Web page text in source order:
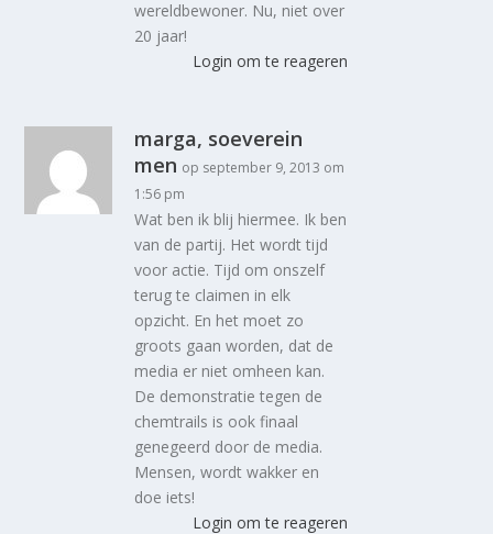
wereldbewoner. Nu, niet over
20 jaar!
Login om te reageren
marga, soeverein
men op september 9, 2013 om
1:56 pm
Wat ben ik blij hiermee. Ik ben
van de partij. Het wordt tijd
voor actie. Tijd om onszelf
terug te claimen in elk
opzicht. En het moet zo
groots gaan worden, dat de
media er niet omheen kan.
De demonstratie tegen de
chemtrails is ook finaal
genegeerd door de media.
Mensen, wordt wakker en
doe iets!
Login om te reageren